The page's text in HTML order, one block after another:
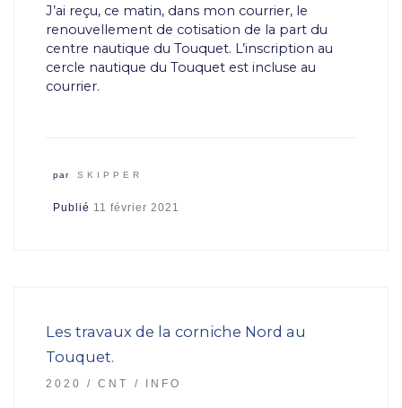
J’ai reçu, ce matin, dans mon courrier, le
renouvellement de cotisation de la part du
centre nautique du Touquet. L’inscription au
cercle nautique du Touquet est incluse au
courrier.
par SKIPPER
Publié 11 février 2021
Les travaux de la corniche Nord au
Touquet.
2020 CNT INFO